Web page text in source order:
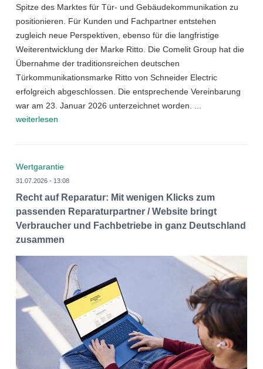
Spitze des Marktes für Tür- und Gebäudekommunikation zu
positionieren. Für Kunden und Fachpartner entstehen
zugleich neue Perspektiven, ebenso für die langfristige
Weiterentwicklung der Marke Ritto. Die Comelit Group hat die
Übernahme der traditionsreichen deutschen
Türkommunikationsmarke Ritto von Schneider Electric
erfolgreich abgeschlossen. Die entsprechende Vereinbarung
war am 23. Januar 2026 unterzeichnet worden. ...
weiterlesen
Wertgarantie
31.07.2026 - 13:08
Recht auf Reparatur: Mit wenigen Klicks zum
passenden Reparaturpartner / Website bringt
Verbraucher und Fachbetriebe in ganz Deutschland
zusammen